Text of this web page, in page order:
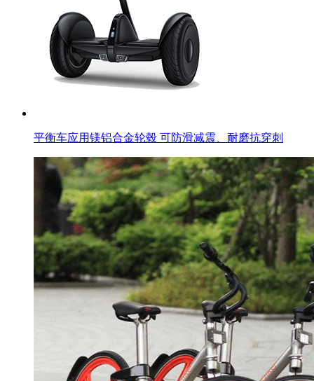
平衡车应用镁铝合金轮毂 可防滑减震、耐磨抗穿刺